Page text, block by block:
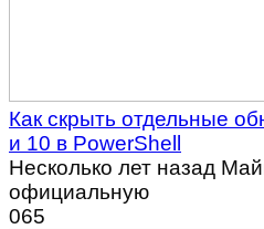
Как скрыть отдельные
и 10 в PowerShell
Несколько лет назад
официальную
065